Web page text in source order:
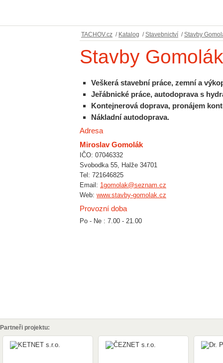
TACHOV.cz / Katalog / Stavebnictví / Stavby
Stavby
Veškerá stavební práce, zemní a
Jeřábnické práce, autodoprava s
Kontejnerová doprava, pronájem
Nákladní autodoprava.
Adresa
Miroslav Gomolák
IČO: 07046332
Svobodka 55, Halže 34701
Tel: 721646825
Email: 1gomolak@seznam.cz
Web: www.stavby-gomolak.cz
Provozní doba
Po - Ne : 7.00 - 21.00
Partneři projektu: